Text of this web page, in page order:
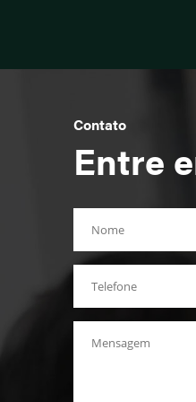
Contato
Entre